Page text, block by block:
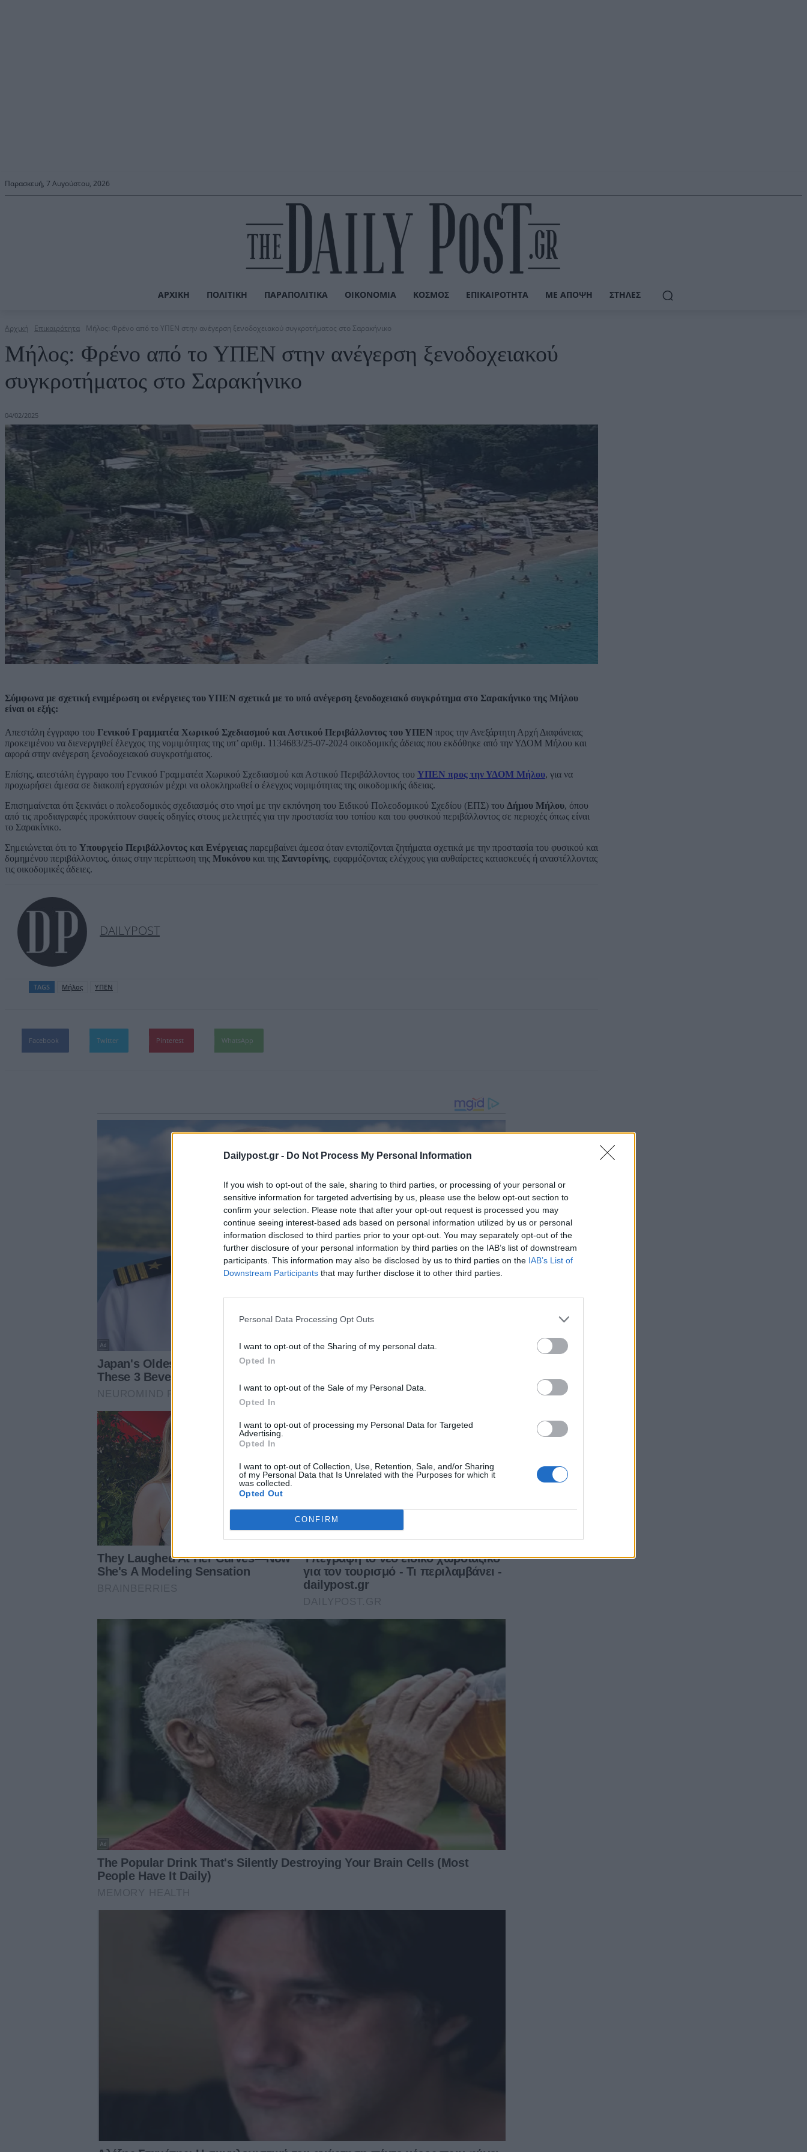
Dailypost.gr - Do Not Process My Personal Information
If you wish to opt-out of the sale, sharing to third parties, or processing of your personal or
sensitive information for targeted advertising by us, please use the below opt-out section to
confirm your selection. Please note that after your opt-out request is processed you may
continue seeing interest-based ads based on personal information utilized by us or personal
information disclosed to third parties prior to your opt-out. You may separately opt-out of the
further disclosure of your personal information by third parties on the IAB’s list of downstream
participants. This information may also be disclosed by us to third parties on the IAB’s List of
Downstream Participants that may further disclose it to other third parties.
Personal Data Processing Opt Outs
I want to opt-out of the Sharing of my personal data.
Opted In
I want to opt-out of the Sale of my Personal Data.
Opted In
I want to opt-out of processing my Personal Data for Targeted
Advertising.
Opted In
I want to opt-out of Collection, Use, Retention, Sale, and/or Sharing
of my Personal Data that Is Unrelated with the Purposes for which it
was collected.
Opted Out
CONFIRM
Παρασκευή, 7 Αυγούστου, 2026
ΑΡΧΙΚΉ ΠΟΛΙΤΙΚΉ ΠΑΡΑΠΟΛΙΤΙΚΆ ΟΙΚΟΝΟΜΊΑ ΚΌΣΜΟΣ ΕΠΙΚΑΙΡΌΤΗΤΑ ΜΕ ΆΠΟΨΗ ΣΤΉΛΕΣ
Αρχική Επικαιρότητα Μήλος: Φρένο από το ΥΠΕΝ στην ανέγερση ξενοδοχειακού συγκροτήματος στο Σαρακήνικο
Μήλος: Φρένο από το ΥΠΕΝ στην ανέγερση ξενοδοχειακού
συγκροτήματος στο Σαρακήνικο
04/02/2025
Σύμφωνα με σχετική ενημέρωση οι ενέργειες του ΥΠΕΝ σχετικά με το υπό ανέγερση ξενοδοχειακό συγκρότημα στο Σαρακήνικο της Μήλου
είναι οι εξής:
Απεστάλη έγγραφο του Γενικού Γραμματέα Χωρικού Σχεδιασμού και Αστικού Περιβάλλοντος του ΥΠΕΝ προς την Ανεξάρτητη Αρχή Διαφάνειας
προκειμένου να διενεργηθεί έλεγχος της νομιμότητας της υπ’ αριθμ. 1134683/25-07-2024 οικοδομικής άδειας που εκδόθηκε από την ΥΔΟΜ Μήλου και
αφορά στην ανέγερση ξενοδοχειακού συγκροτήματος.
Επίσης, απεστάλη έγγραφο του Γενικού Γραμματέα Χωρικού Σχεδιασμού και Αστικού Περιβάλλοντος του ΥΠΕΝ προς την ΥΔΟΜ Μήλου, για να
προχωρήσει άμεσα σε διακοπή εργασιών μέχρι να ολοκληρωθεί ο έλεγχος νομιμότητας της οικοδομικής άδειας.
Επισημαίνεται ότι ξεκινάει ο πολεοδομικός σχεδιασμός στο νησί με την εκπόνηση του Ειδικού Πολεοδομικού Σχεδίου (ΕΠΣ) του Δήμου Μήλου, όπου
από τις προδιαγραφές προκύπτουν σαφείς οδηγίες στους μελετητές για την προστασία του τοπίου και του φυσικού περιβάλλοντος σε περιοχές όπως είναι
το Σαρακίνικο.
Σημειώνεται ότι το Υπουργείο Περιβάλλοντος και Ενέργειας παρεμβαίνει άμεσα όταν εντοπίζονται ζητήματα σχετικά με την προστασία του φυσικού και
δομημένου περιβάλλοντος, όπως στην περίπτωση της Μυκόνου και της Σαντορίνης, εφαρμόζοντας ελέγχους για αυθαίρετες κατασκευές ή αναστέλλοντας
τις οικοδομικές άδειες.
DAILYPOST
TAGS Μήλος ΥΠΕΝ
Facebook Twitter Pinterest WhatsApp